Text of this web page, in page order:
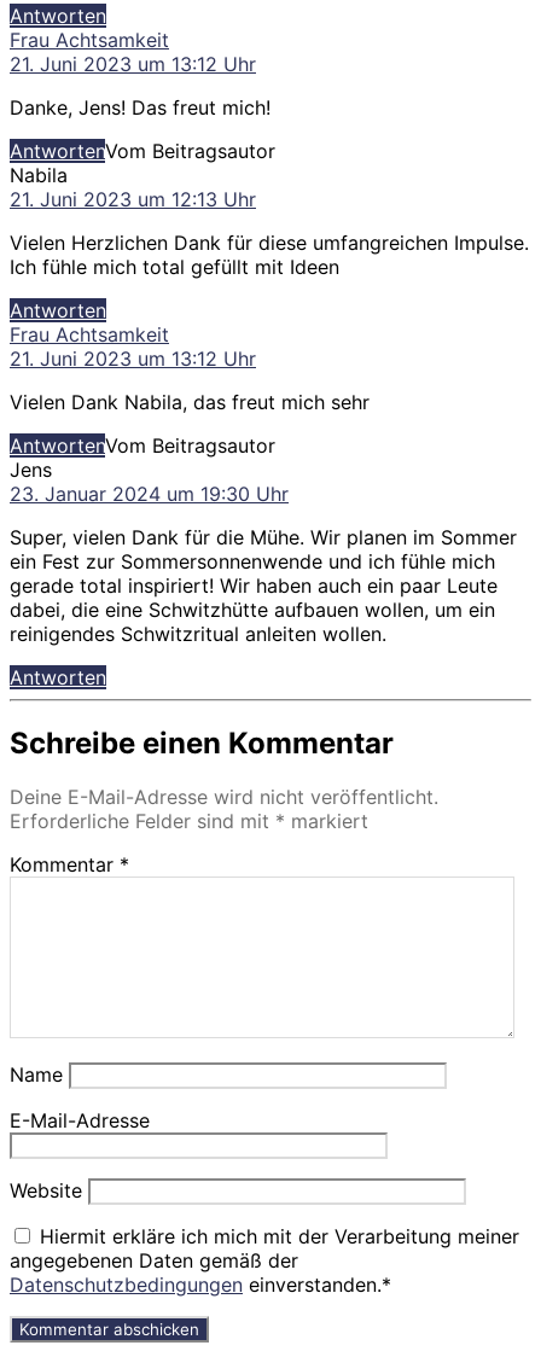
Antworten
Frau Achtsamkeit
21. Juni 2023 um 13:12 Uhr
Danke, Jens! Das freut mich!
AntwortenVom Beitragsautor
Nabila
21. Juni 2023 um 12:13 Uhr
Vielen Herzlichen Dank für diese umfangreichen Impulse.
Ich fühle mich total gefüllt mit Ideen
Antworten
Frau Achtsamkeit
21. Juni 2023 um 13:12 Uhr
Vielen Dank Nabila, das freut mich sehr
AntwortenVom Beitragsautor
Jenssagt:
23. Januar 2024 um 19:30 Uhr
Super, vielen Dank für die Mühe. Wir planen im Sommer
ein Fest zur Sommersonnenwende und ich fühle mich
gerade total inspiriert! Wir haben auch ein paar Leute
dabei, die eine Schwitzhütte aufbauen wollen, um ein
reinigendes Schwitzritual anleiten wollen.
Antworten
Schreibe einen Kommentar
Deine E-Mail-Adresse wird nicht veröffentlicht.
Erforderliche Felder sind mit * markiert
Kommentar *
Name
E-Mail-Adresse
Website
Hiermit erkläre ich mich mit der Verarbeitung meiner
angegebenen Daten gemäß der
Datenschutzbedingungen einverstanden.*